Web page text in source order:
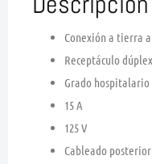
Conexión a tierra
Receptáculo
Grado hospitalario
15 A
125 V
Cableado